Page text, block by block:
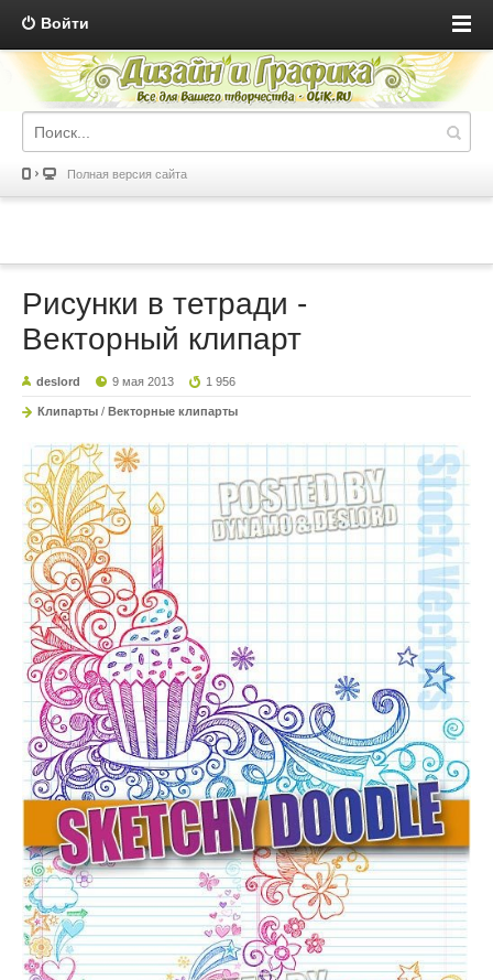
Войти
Полная версия сайта
Рисунки в тетради -
Векторный клипарт
deslord 9 мая 2013 1 956
Клипарты / Векторные клипарты